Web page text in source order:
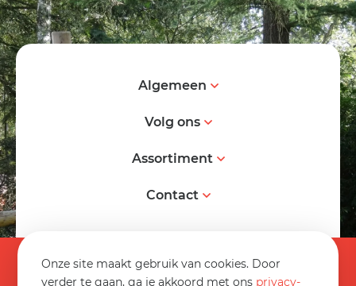
Onze site maakt gebruik van cookies. Door
verder te gaan, ga je akkoord met ons privacy-
Algemeen
Volg ons
Assortiment
Contact
Algemene voorwaarden